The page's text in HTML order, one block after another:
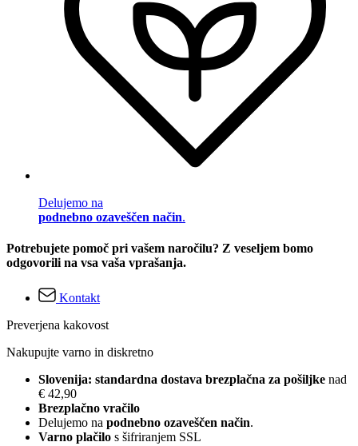
Delujemo na
podnebno ozaveščen način.
Potrebujete pomoč pri vašem naročilu? Z veseljem bomo
odgovorili na vsa vaša vprašanja.
Kontakt
Preverjena kakovost
Nakupujte varno in diskretno
Slovenija: standardna dostava brezplačna za pošiljke nad
€ 42,90
Brezplačno vračilo
Delujemo na podnebno ozaveščen način.
Varno plačilo s šifriranjem SSL